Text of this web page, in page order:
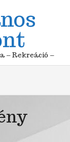
– Rekreáció –